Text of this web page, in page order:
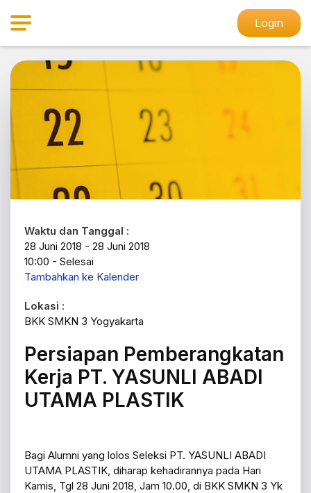
Login
Persiapan Pemberangkatan
Kerja PT. YASUNLI ABADI
UTAMA PLASTIK
Bagi Alumni yang lolos Seleksi PT. YASUNLI ABADI
UTAMA PLASTIK, diharap kehadirannya pada Hari
Kamis, Tgl 28 Juni 2018, Jam 10.00, di BKK SMKN 3 Yk
Waktu dan Tanggal :
28 Juni 2018 - 28 Juni 2018
10:00 - Selesai
Tambahkan ke Kalender
Lokasi :
BKK SMKN 3 Yogyakarta